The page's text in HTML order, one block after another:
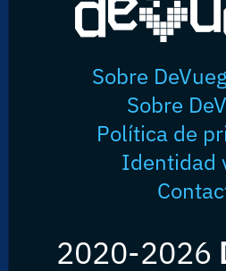
Sobre
Sobre
Política de
Identidad
2020-2026